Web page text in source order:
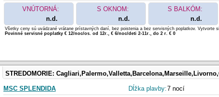
VNÚTORNÁ:
n.d.
S OKNOM:
n.d.
S BALKÓM:
n.d.
Všetky ceny sú uvádzané vrátane prístavných daní, bez poistenia a bez servisných poplatkov. Vytvorte
Povinné servisné poplatky € 12/noc/os. od 12r., € 6/noc/deti 2-11r., do 2 r. € 0
STREDOMORIE:
MSC SPLENDIDA
Dĺžka plavby:7 nocí